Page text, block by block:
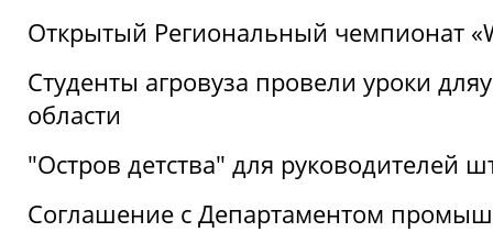
Открытый Региональный чемпионат
Студенты агровуза провели уроки
области
"Остров детства" для руководителей
Соглашение с Департаментом